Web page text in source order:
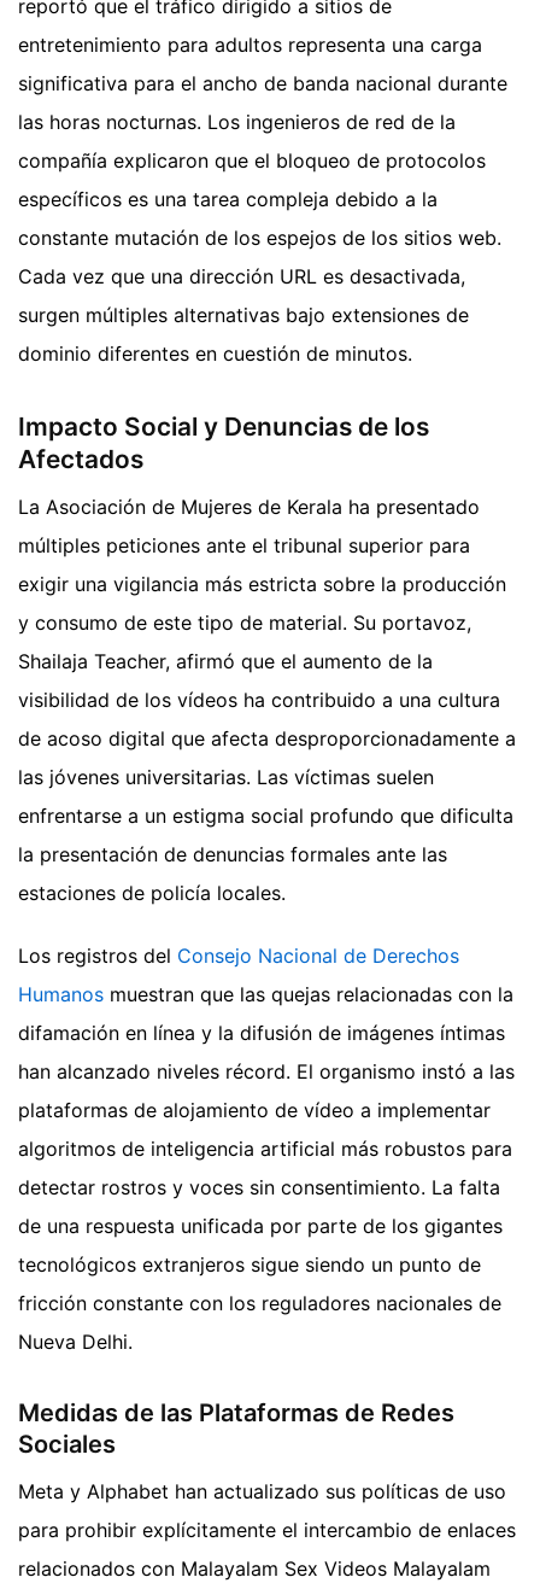
reportó que el tráfico dirigido a sitios de
entretenimiento para adultos representa una carga
significativa para el ancho de banda nacional durante
las horas nocturnas. Los ingenieros de red de la
compañía explicaron que el bloqueo de protocolos
específicos es una tarea compleja debido a la
constante mutación de los espejos de los sitios web.
Cada vez que una dirección URL es desactivada,
surgen múltiples alternativas bajo extensiones de
dominio diferentes en cuestión de minutos.
Impacto Social y Denuncias de los
Afectados
La Asociación de Mujeres de Kerala ha presentado
múltiples peticiones ante el tribunal superior para
exigir una vigilancia más estricta sobre la producción
y consumo de este tipo de material. Su portavoz,
Shailaja Teacher, afirmó que el aumento de la
visibilidad de los vídeos ha contribuido a una cultura
de acoso digital que afecta desproporcionadamente a
las jóvenes universitarias. Las víctimas suelen
enfrentarse a un estigma social profundo que dificulta
la presentación de denuncias formales ante las
estaciones de policía locales.
Los registros del Consejo Nacional de Derechos
Humanos muestran que las quejas relacionadas con la
difamación en línea y la difusión de imágenes íntimas
han alcanzado niveles récord. El organismo instó a las
plataformas de alojamiento de vídeo a implementar
algoritmos de inteligencia artificial más robustos para
detectar rostros y voces sin consentimiento. La falta
de una respuesta unificada por parte de los gigantes
tecnológicos extranjeros sigue siendo un punto de
fricción constante con los reguladores nacionales de
Nueva Delhi.
Medidas de las Plataformas de Redes
Sociales
Meta y Alphabet han actualizado sus políticas de uso
para prohibir explícitamente el intercambio de enlaces
relacionados con Malayalam Sex Videos Malayalam